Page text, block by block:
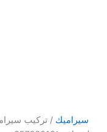
سيراميك / تركيب